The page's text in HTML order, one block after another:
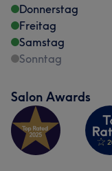
Donnerstag
Freitag
Samstag
Sonntag
Salon Awards